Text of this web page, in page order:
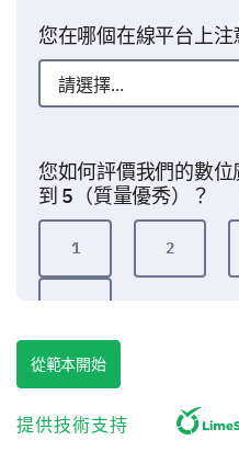
您在哪個在線平台上
您如何評價我們的數位
到 5（質量優秀）？
1 2
我們數位廣告活動的
現在，我們希望更深入地
定方面的看法。
從範本開始
提供技術支持